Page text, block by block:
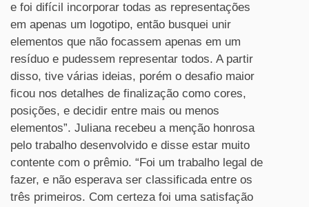
e foi difícil incorporar todas as representações
em apenas um logotipo, então busquei unir
elementos que não focassem apenas em um
resíduo e pudessem representar todos. A partir
disso, tive várias ideias, porém o desafio maior
ficou nos detalhes de finalização como cores,
posições, e decidir entre mais ou menos
elementos”. Juliana recebeu a menção honrosa
pelo trabalho desenvolvido e disse estar muito
contente com o prêmio. “Foi um trabalho legal de
fazer, e não esperava ser classificada entre os
três primeiros. Com certeza foi uma satisfação